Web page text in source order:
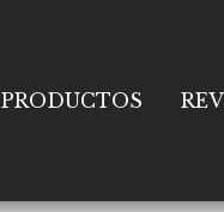
PRODUCTOS